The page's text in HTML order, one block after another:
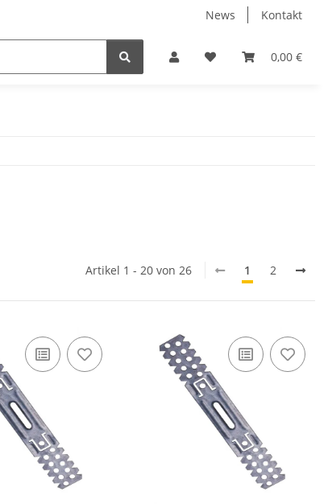
News Kontakt
0,00 €
Fliesen Zubehör Receiver
Artikel 1 - 20 von 26 1 2